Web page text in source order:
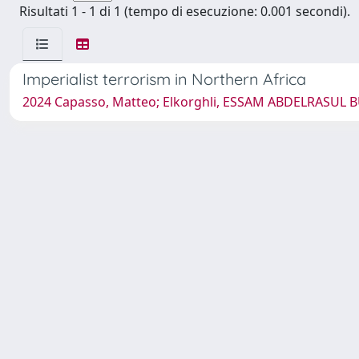
Risultati 1 - 1 di 1 (tempo di esecuzione: 0.001 secondi).
Imperialist terrorism in Northern Africa
2024 Capasso, Matteo; Elkorghli, ESSAM ABDELRASUL